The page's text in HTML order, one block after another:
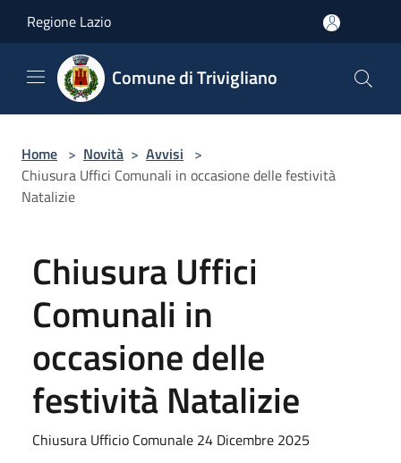
Regione Lazio
Comune di Trivigliano
Home > Novità > Avvisi >
Chiusura Uffici Comunali in occasione delle festività
Natalizie
Chiusura Uffici
Comunali in
occasione delle
festività Natalizie
Chiusura Ufficio Comunale 24 Dicembre 2025